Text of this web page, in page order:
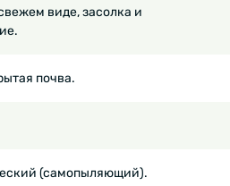
виде, засолка и
почва.
(самопыляющий).